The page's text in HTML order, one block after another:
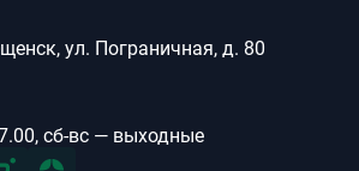
ул. Пограничная, д. 80
сб-вс — выходные